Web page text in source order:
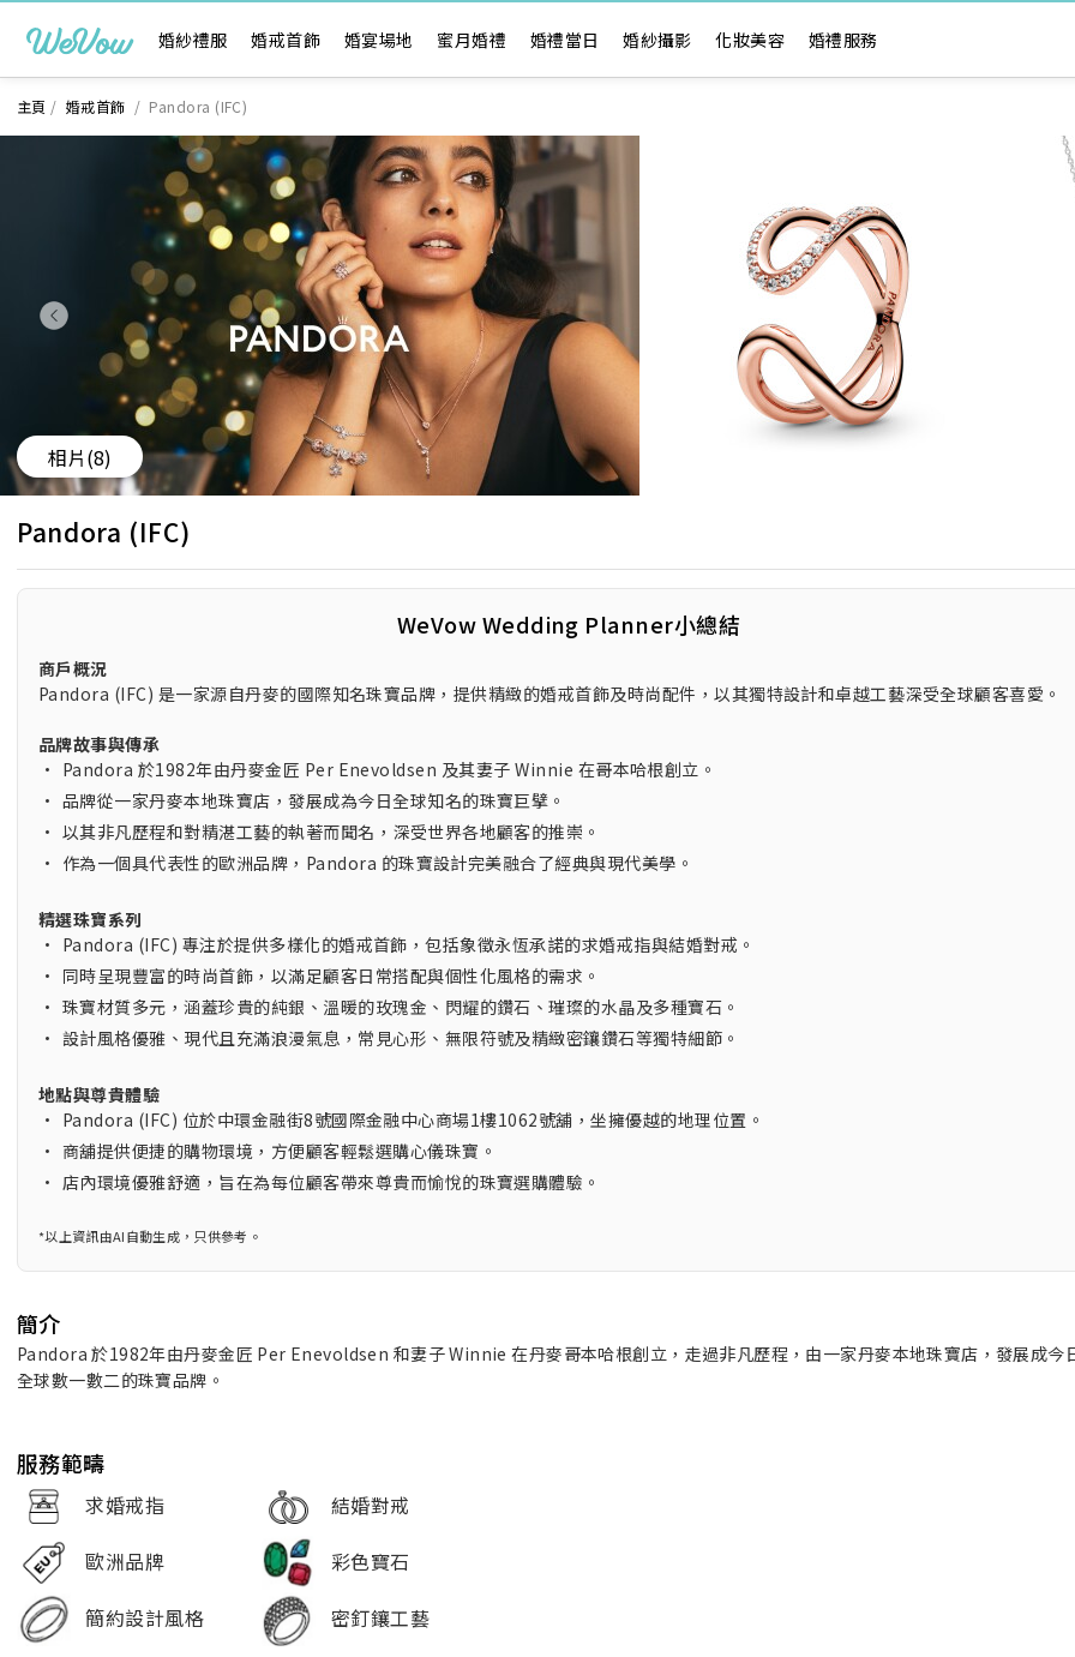
婚紗禮服 婚戒首飾 婚宴場地 蜜月婚禮 婚禮當日 婚紗攝影 化妝美容 婚禮服務
主頁 / 婚戒首飾 / Pandora (IFC)
相片(8)
Pandora (IFC)
WeVow Wedding Planner小總結
商戶概況
Pandora (IFC) 是一家源自丹麥的國際知名珠寶品牌，提供精緻的婚戒首飾及時尚配件，以其獨特設計和卓越工藝深受全球顧客喜愛。
品牌故事與傳承
• Pandora 於1982年由丹麥金匠 Per Enevoldsen 及其妻子 Winnie 在哥本哈根創立。
• 品牌從一家丹麥本地珠寶店，發展成為今日全球知名的珠寶巨擘。
• 以其非凡歷程和對精湛工藝的執著而聞名，深受世界各地顧客的推崇。
• 作為一個具代表性的歐洲品牌，Pandora 的珠寶設計完美融合了經典與現代美學。
精選珠寶系列
• Pandora (IFC) 專注於提供多樣化的婚戒首飾，包括象徵永恆承諾的求婚戒指與結婚對戒。
• 同時呈現豐富的時尚首飾，以滿足顧客日常搭配與個性化風格的需求。
• 珠寶材質多元，涵蓋珍貴的純銀、溫暖的玫瑰金、閃耀的鑽石、璀璨的水晶及多種寶石。
• 設計風格優雅、現代且充滿浪漫氣息，常見心形、無限符號及精緻密鑲鑽石等獨特細節。
地點與尊貴體驗
• Pandora (IFC) 位於中環金融街8號國際金融中心商場1樓1062號舖，坐擁優越的地理位置。
• 商舖提供便捷的購物環境，方便顧客輕鬆選購心儀珠寶。
• 店內環境優雅舒適，旨在為每位顧客帶來尊貴而愉悅的珠寶選購體驗。
*以上資訊由AI自動生成，只供參考。
簡介
Pandora 於1982年由丹麥金匠 Per Enevoldsen 和妻子 Winnie 在丹麥哥本哈根創立，走過非凡歷程，由一家丹麥本地珠寶店，發展成今
全球數一數二的珠寶品牌。
服務範疇
求婚戒指
結婚對戒
歐洲品牌
彩色寶石
簡約設計風格
密釘鑲工藝